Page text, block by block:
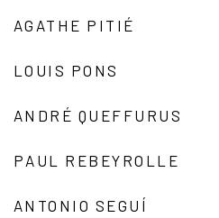
AGATHE PITIÉ
LOUIS PONS
ANDRÉ QUEFFURUS
PAUL REBEYROLLE
ANTONIO SEGUÍ